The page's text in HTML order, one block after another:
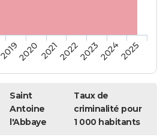
2019202020212022202320242025
Saint
Antoine
l'Abbaye
Taux de
criminalité pour
1 000 habitants